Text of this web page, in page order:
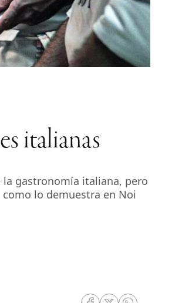
italianas
la gastronomía italiana, pero
lo demuestra en Noi